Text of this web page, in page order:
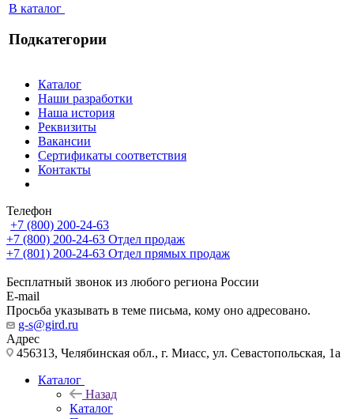
В каталог
Подкатегории
Каталог
Наши разработки
Наша история
Реквизиты
Вакансии
Сертификаты соответствия
Контакты
Телефон
+7 (800) 200-24-63
+7 (800) 200-24-63 Отдел продаж
+7 (801) 200-24-63 Отдел прямых продаж
Бесплатный звонок из любого региона России
E-mail
Просьба указывать в теме письма, кому оно адресовано.
g-s@gird.ru
Адрес
456313, Челябинская обл., г. Миасс, ул. Севастопольская, 1а
Каталог
Назад
Каталог